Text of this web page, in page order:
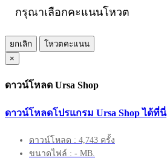
กรุณาเลือกคะแนนโหวต
ยกเลิก
โหวตคะแนน
×
ดาวน์โหลด Ursa Shop
ดาวน์โหลดโปรแกรม Ursa Shop ได้ที่นี่
ดาวน์โหลด : 4,743 ครั้ง
ขนาดไฟล์ : - MB.